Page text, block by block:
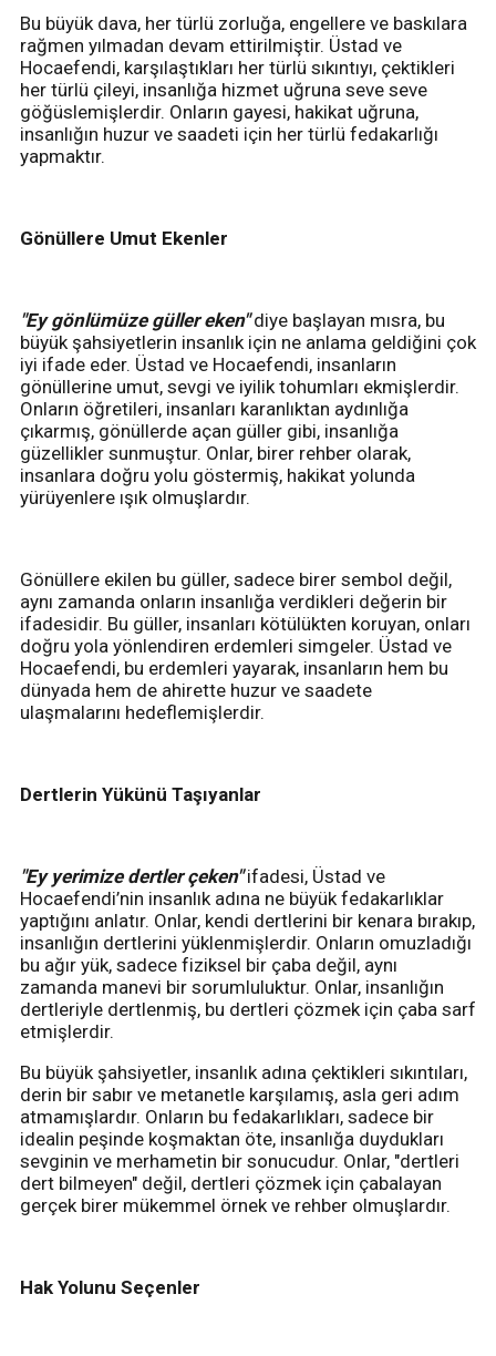
Bu büyük dava, her türlü zorluğa, engellere ve baskılara
rağmen yılmadan devam ettirilmiştir. Üstad ve
Hocaefendi, karşılaştıkları her türlü sıkıntıyı, çektikleri
her türlü çileyi, insanlığa hizmet uğruna seve seve
göğüslemişlerdir. Onların gayesi, hakikat uğruna,
insanlığın huzur ve saadeti için her türlü fedakarlığı
yapmaktır.
Gönüllere Umut Ekenler
"Ey gönlümüze güller eken"diye başlayan mısra, bu
büyük şahsiyetlerin insanlık için ne anlama geldiğini çok
iyi ifade eder. Üstad ve Hocaefendi, insanların
gönüllerine umut, sevgi ve iyilik tohumları ekmişlerdir.
Onların öğretileri, insanları karanlıktan aydınlığa
çıkarmış, gönüllerde açan güller gibi, insanlığa
güzellikler sunmuştur. Onlar, birer rehber olarak,
insanlara doğru yolu göstermiş, hakikat yolunda
yürüyenlere ışık olmuşlardır.
Gönüllere ekilen bu güller, sadece birer sembol değil,
aynı zamanda onların insanlığa verdikleri değerin bir
ifadesidir. Bu güller, insanları kötülükten koruyan, onları
doğru yola yönlendiren erdemleri simgeler. Üstad ve
Hocaefendi, bu erdemleri yayarak, insanların hem bu
dünyada hem de ahirette huzur ve saadete
ulaşmalarını hedeflemişlerdir.
Dertlerin Yükünü Taşıyanlar
"Ey yerimize dertler çeken"ifadesi, Üstad ve
Hocaefendi’nin insanlık adına ne büyük fedakarlıklar
yaptığını anlatır. Onlar, kendi dertlerini bir kenara bırakıp,
insanlığın dertlerini yüklenmişlerdir. Onların omuzladığı
bu ağır yük, sadece fiziksel bir çaba değil, aynı
zamanda manevi bir sorumluluktur. Onlar, insanlığın
dertleriyle dertlenmiş, bu dertleri çözmek için çaba sarf
etmişlerdir.
Bu büyük şahsiyetler, insanlık adına çektikleri sıkıntıları,
derin bir sabır ve metanetle karşılamış, asla geri adım
atmamışlardır. Onların bu fedakarlıkları, sadece bir
idealin peşinde koşmaktan öte, insanlığa duydukları
sevginin ve merhametin bir sonucudur. Onlar, "dertleri
dert bilmeyen" değil, dertleri çözmek için çabalayan
gerçek birer mükemmel örnek ve rehber olmuşlardır.
Hak Yolunu Seçenler